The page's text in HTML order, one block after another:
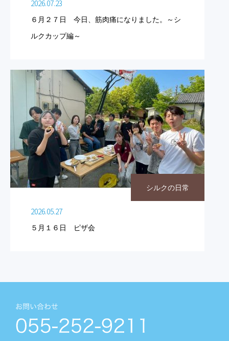
2026.07.23
６月２７日 今日、筋肉痛になりました。～シ
ルクカップ編～
シルクの日常
2026.05.27
５月１６日 ピザ会